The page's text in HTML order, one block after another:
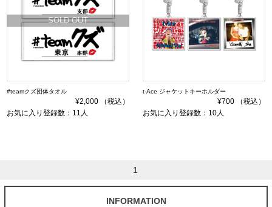
SOLD OUT
#teamクズ団体タオル
¥2,000 （税込）
お気に入り登録数：11人
t-Ace ジャケットキーホルダー
¥700 （税込）
お気に入り登録数：10人
1
INFORMATION